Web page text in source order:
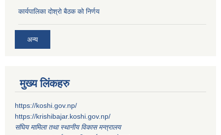
कार्यपालिका दोश्रो बैठक को निर्णय
अन्य
मुख्य लिंकहरु
https://koshi.gov.np/
https://krishibajar.koshi.gov.np/
संघिय मामिला तथा स्थानीय विकास मन्त्रालय